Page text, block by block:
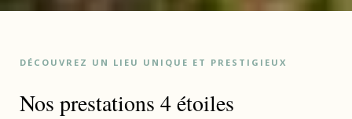
DÉCOUVREZ UN LIEU UNIQUE ET PRESTIGIEUX
Nos prestations 4 étoiles